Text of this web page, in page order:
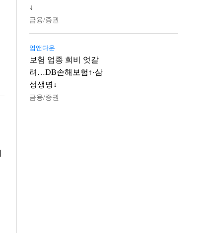
↓
금융/증권
업앤다운
보험 업종 희비 엇갈
려…DB손해보험↑·삼
성생명↓
금융/증권